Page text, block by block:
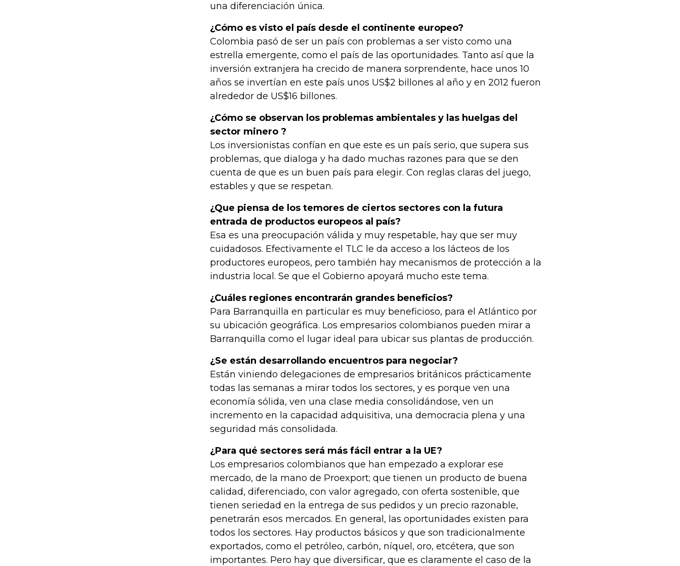
una diferenciación única.
¿Cómo es visto el país desde el continente europeo?
Colombia pasó de ser un país con problemas a ser visto como una
estrella emergente, como el país de las oportunidades. Tanto así que la
inversión extranjera ha crecido de manera sorprendente, hace unos 10
años se invertían en este país unos US$2 billones al año y en 2012 fueron
alrededor de US$16 billones.
¿Cómo se observan los problemas ambientales y las huelgas del
sector minero ?
Los inversionistas confían en que este es un país serio, que supera sus
problemas, que dialoga y ha dado muchas razones para que se den
cuenta de que es un buen país para elegir. Con reglas claras del juego,
estables y que se respetan.
¿Que piensa de los temores de ciertos sectores con la futura
entrada de productos europeos al país?
Esa es una preocupación válida y muy respetable, hay que ser muy
cuidadosos. Efectivamente el TLC le da acceso a los lácteos de los
productores europeos, pero también hay mecanismos de protección a la
industria local. Se que el Gobierno apoyará mucho este tema.
¿Cuáles regiones encontrarán grandes beneficios?
Para Barranquilla en particular es muy beneficioso, para el Atlántico por
su ubicación geográfica. Los empresarios colombianos pueden mirar a
Barranquilla como el lugar ideal para ubicar sus plantas de producción.
¿Se están desarrollando encuentros para negociar?
Están viniendo delegaciones de empresarios británicos prácticamente
todas las semanas a mirar todos los sectores, y es porque ven una
economía sólida, ven una clase media consolidándose, ven un
incremento en la capacidad adquisitiva, una democracia plena y una
seguridad más consolidada.
¿Para qué sectores será más fácil entrar a la UE?
Los empresarios colombianos que han empezado a explorar ese
mercado, de la mano de Proexport; que tienen un producto de buena
calidad, diferenciado, con valor agregado, con oferta sostenible, que
tienen seriedad en la entrega de sus pedidos y un precio razonable,
penetrarán esos mercados. En general, las oportunidades existen para
todos los sectores. Hay productos básicos y que son tradicionalmente
exportados, como el petróleo, carbón, níquel, oro, etcétera, que son
importantes. Pero hay que diversificar, que es claramente el caso de la